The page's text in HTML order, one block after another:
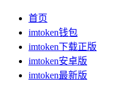
首页
imtoken钱包
imtoken下载正版
imtoken安卓版
imtoken最新版